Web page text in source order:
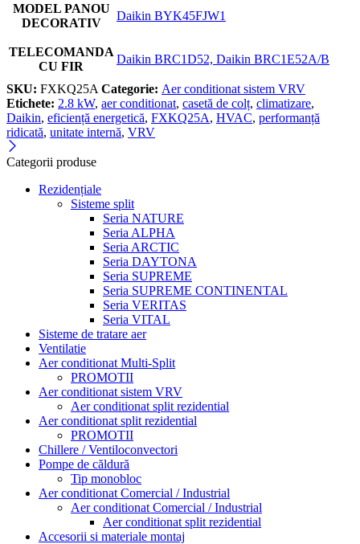
MODEL PANOU
DECORATIV
Daikin BYK45FJW1
TELECOMANDA
CU FIR
Daikin BRC1D52, Daikin BRC1E52A/B
SKU: FXKQ25A Categorie: Aer conditionat sistem VRV
Etichete: 2.8 kW, aer conditionat, casetă de colț, climatizare,
Daikin, eficiență energetică, FXKQ25A, HVAC, performanță
ridicată, unitate internă, VRV
Categorii produse
Rezidențiale
Sisteme split
Seria NATURE
Seria ALPHA
Seria ARCTIC
Seria DAYTONA
Seria SUPREME
Seria SUPREME CONTINENTAL
Seria VERITAS
Seria VITAL
Sisteme de tratare aer
Ventilatie
Aer conditionat Multi-Split
PROMOTII
Aer conditionat sistem VRV
Aer conditionat split rezidential
Aer conditionat split rezidential
PROMOTII
Chillere / Ventiloconvectori
Pompe de căldură
Tip monobloc
Aer conditionat Comercial / Industrial
Aer conditionat Comercial / Industrial
Aer conditionat split rezidential
Accesorii si materiale montaj